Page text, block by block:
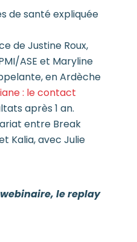
de santé expliquée
de Justine Roux,
ASE et Maryline
en Ardèche
: le contact
après 1 an.
entre Break
Kalia, avec Julie
le replay